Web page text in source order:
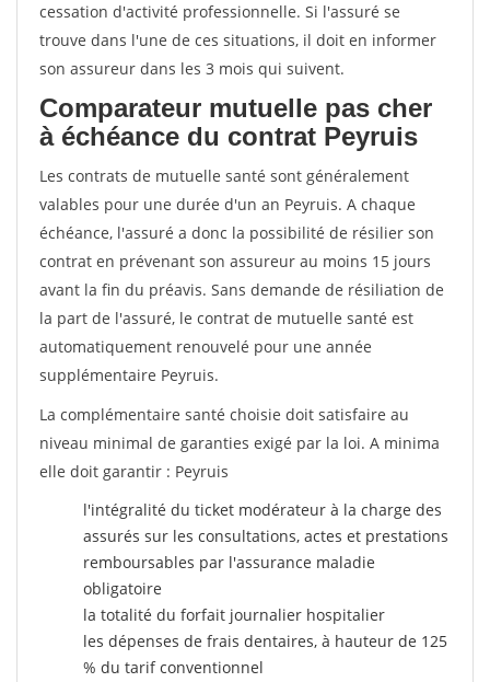
cessation d'activité professionnelle. Si l'assuré se
trouve dans l'une de ces situations, il doit en informer
son assureur dans les 3 mois qui suivent.
Comparateur mutuelle pas cher
à échéance du contrat Peyruis
Les contrats de mutuelle santé sont généralement
valables pour une durée d'un an Peyruis. A chaque
échéance, l'assuré a donc la possibilité de résilier son
contrat en prévenant son assureur au moins 15 jours
avant la fin du préavis. Sans demande de résiliation de
la part de l'assuré, le contrat de mutuelle santé est
automatiquement renouvelé pour une année
supplémentaire Peyruis.
La complémentaire santé choisie doit satisfaire au
niveau minimal de garanties exigé par la loi. A minima
elle doit garantir : Peyruis
l'intégralité du ticket modérateur à la charge des
assurés sur les consultations, actes et prestations
remboursables par l'assurance maladie
obligatoire
la totalité du forfait journalier hospitalier
les dépenses de frais dentaires, à hauteur de 125
% du tarif conventionnel